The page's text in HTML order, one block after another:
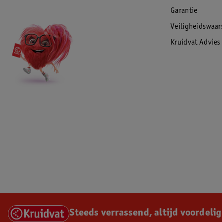
Garantie
Kruidvat Advies
Steeds verrassend, altijd